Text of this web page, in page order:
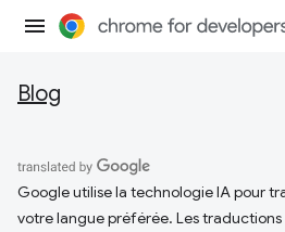
Blog
Google utilise la technologie IA pour
votre langue préférée. Les